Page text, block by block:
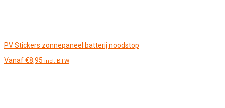
PV Stickers zonnepaneel batterij noodstop
Vanaf€8,95 incl. BTW